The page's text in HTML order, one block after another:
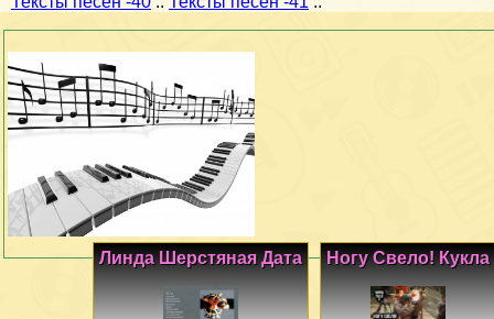
Ногу Свело! Кукла
Линда Шерстяная Дата